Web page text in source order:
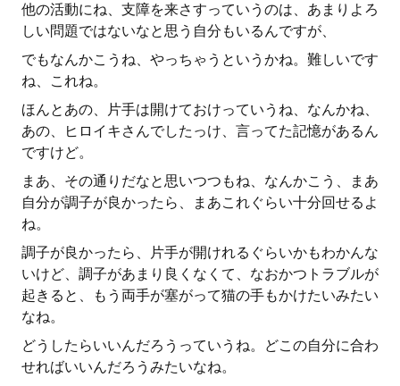
他の活動にね、支障を来さすっていうのは、あまりよろ
しい問題ではないなと思う自分もいるんですが、
でもなんかこうね、やっちゃうというかね。難しいです
ね、これね。
ほんとあの、片手は開けておけっていうね、なんかね、
あの、ヒロイキさんでしたっけ、言ってた記憶があるん
ですけど。
まあ、その通りだなと思いつつもね、なんかこう、まあ
自分が調子が良かったら、まあこれぐらい十分回せるよ
ね。
調子が良かったら、片手が開けれるぐらいかもわかんな
いけど、調子があまり良くなくて、なおかつトラブルが
起きると、もう両手が塞がって猫の手もかけたいみたい
なね。
どうしたらいいんだろうっていうね。どこの自分に合わ
せればいいんだろうみたいなね。